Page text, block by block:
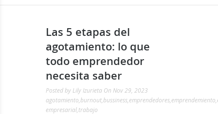
Las 5 etapas del
agotamiento: lo que
todo emprendedor
necesita saber
Posted by Lily Izurieta On Nov 29, 2023
agotamiento burnout bussiness emprendedores emprendemiento
empresarial trabajo